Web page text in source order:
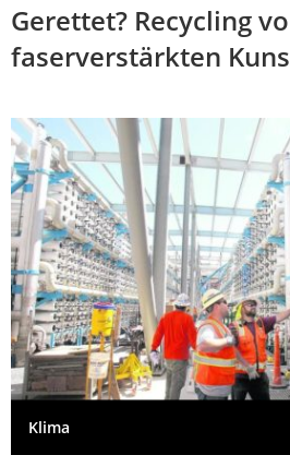
Gerettet? Recycling
faserverstärkten
Klima